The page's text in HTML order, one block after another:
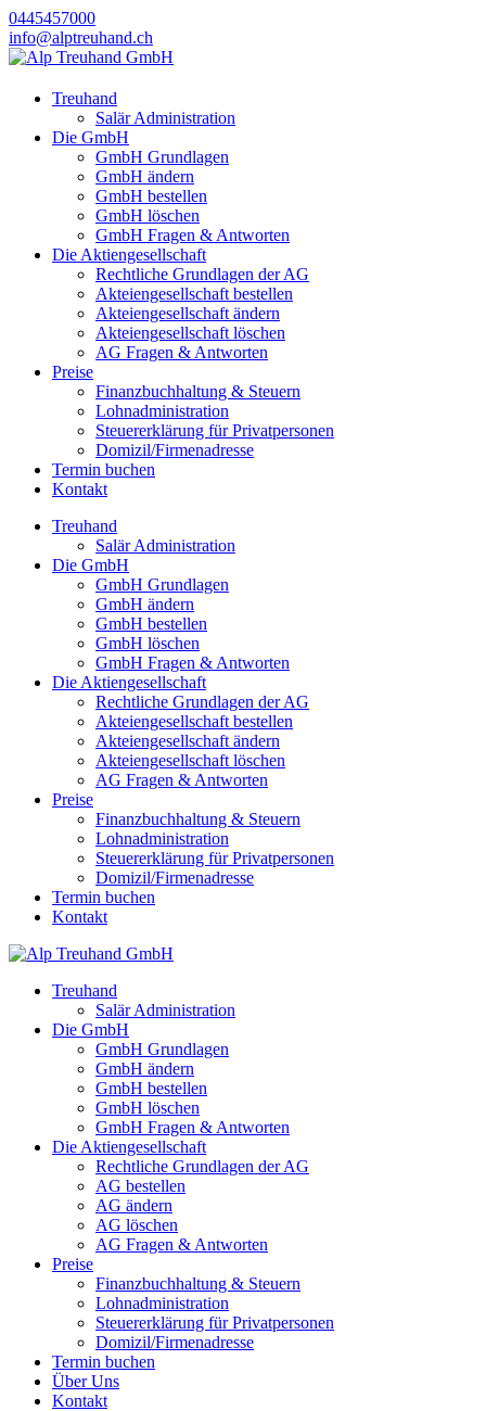
0445457000
info@alptreuhand.ch
Treuhand
Salär Administration
Die GmbH
GmbH Grundlagen
GmbH ändern
GmbH bestellen
GmbH löschen
GmbH Fragen & Antworten
Die Aktiengesellschaft
Rechtliche Grundlagen der AG
Akteiengesellschaft bestellen
Akteiengesellschaft ändern
Akteiengesellschaft löschen
AG Fragen & Antworten
Preise
Finanzbuchhaltung & Steuern
Lohnadministration
Steuererklärung für Privatpersonen
Domizil/Firmenadresse
Termin buchen
Kontakt
Treuhand
Salär Administration
Die GmbH
GmbH Grundlagen
GmbH ändern
GmbH bestellen
GmbH löschen
GmbH Fragen & Antworten
Die Aktiengesellschaft
Rechtliche Grundlagen der AG
Akteiengesellschaft bestellen
Akteiengesellschaft ändern
Akteiengesellschaft löschen
AG Fragen & Antworten
Preise
Finanzbuchhaltung & Steuern
Lohnadministration
Steuererklärung für Privatpersonen
Domizil/Firmenadresse
Termin buchen
Kontakt
Treuhand
Salär Administration
Die GmbH
GmbH Grundlagen
GmbH ändern
GmbH bestellen
GmbH löschen
GmbH Fragen & Antworten
Die Aktiengesellschaft
Rechtliche Grundlagen der AG
AG bestellen
AG ändern
AG löschen
AG Fragen & Antworten
Preise
Finanzbuchhaltung & Steuern
Lohnadministration
Steuererklärung für Privatpersonen
Domizil/Firmenadresse
Termin buchen
Über Uns
Kontakt